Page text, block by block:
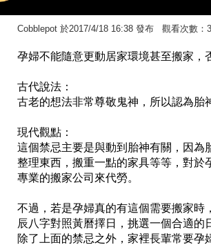
Cobblepot 於2017/4/18 16:38 發布 觀看次數
孕婦不能隨意更動居家環境甚至搬家，
古代說法：
古老的想法非常尊敬鬼神，所以認為胎
現代觀點：
這個禁忌主要是與動到 胎神有關，因為
整理東西，搬重一點的家具等等，對於
專業的搬家公司來代勞。
不過，若是孕婦真的有這個需要搬家時
辰八字對照黃曆擇日，挑選一個合適的
除了上面的禁忌之外，家裡長輩常要孕